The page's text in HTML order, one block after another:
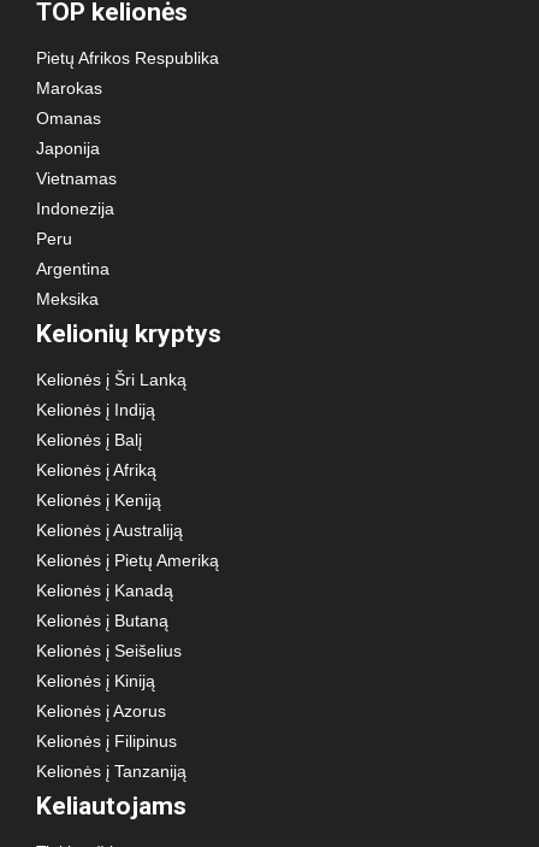
TOP kelionės
Pietų Afrikos Respublika
Marokas
Omanas
Japonija
Vietnamas
Indonezija
Peru
Argentina
Meksika
Kelionių kryptys
Kelionės į Šri Lanką
Kelionės į Indiją
Kelionės į Balį
Kelionės į Afriką
Kelionės į Keniją
Kelionės į Australiją
Kelionės į Pietų Ameriką
Kelionės į Kanadą
Kelionės į Butaną
Kelionės į Seišelius
Kelionės į Kiniją
Kelionės į Azorus
Kelionės į Filipinus
Kelionės į Tanzaniją
Keliautojams